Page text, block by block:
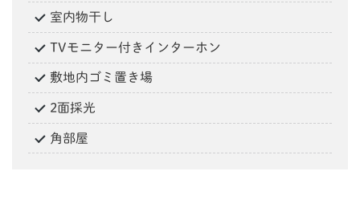
室内物干し
TVモニター付きインターホン
敷地内ゴミ置き場
2面採光
角部屋